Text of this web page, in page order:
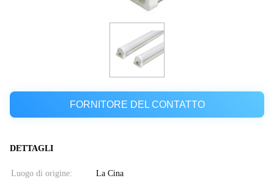
FORNITORE DEL CONTATTO
DETTAGLI
Luogo di origine: La Cina